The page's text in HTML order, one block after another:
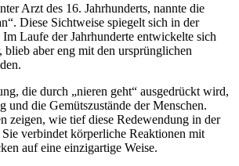
Arzt des 16. Jahrhunderts, nannte die
Diese Sichtweise spiegelt sich in der
Laufe der Jahrhunderte entwickelte sich
blieb aber eng mit den ursprünglichen
die durch „nieren geht“ ausgedrückt wird,
und die Gemütszustände der Menschen.
zeigen, wie tief diese Redewendung in der
verbindet körperliche Reaktionen mit
auf eine einzigartige Weise.